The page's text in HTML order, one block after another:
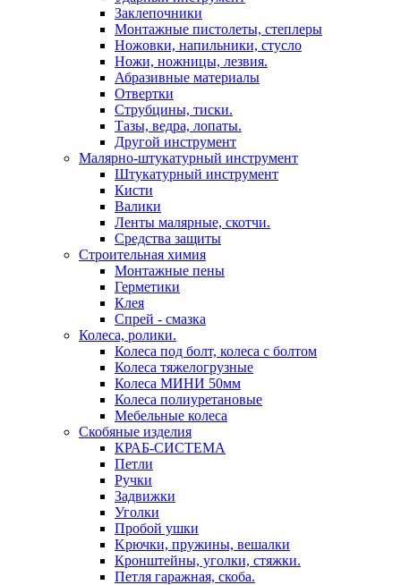
Заклепочники
Монтажные пистолеты, степлеры
Ножовки, напильники, стусло
Ножи, ножницы, лезвия.
Абразивные материалы
Отвертки
Cтрубцины, тиски.
Тазы, ведра, лопаты.
Другой инструмент
Малярно-штукатурный инструмент
Штукатурный инструмент
Кисти
Валики
Ленты малярные, скотчи.
Средства защиты
Строительная химия
Монтажные пены
Герметики
Клея
Спрей - смазка
Колеса, ролики.
Колеса под болт, колеса с болтом
Колеса тяжелогрузные
Колеса МИНИ 50мм
Колеса полиуретановые
Мебельные колеса
Скобяные изделия
КРАБ-СИСТЕМА
Петли
Ручки
Задвижки
Уголки
Пробой ушки
Kрючки, пружины, вешалки
Кронштейны, уголки, стяжки.
Петля гаражная, скоба.